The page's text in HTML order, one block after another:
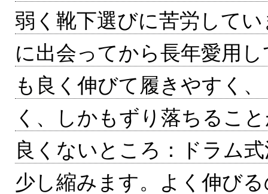
弱く靴下選びに苦労して
に出会ってから長年愛用
も良く伸びて履きやすく
く、しかもずり落ちるこ
良くないところ：ドラム
少し縮みます。よく伸び